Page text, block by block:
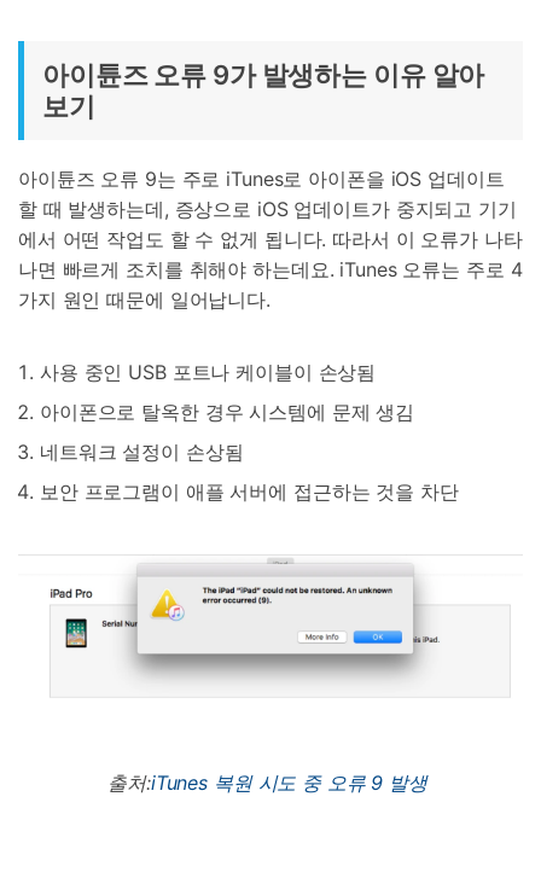
아이튠즈 오류 9가 발생하는 이유 알아
보기
아이튠즈 오류 9는 주로 iTunes로 아이폰을 iOS 업데이트
할 때 발생하는데, 증상으로 iOS 업데이트가 중지되고 기기
에서 어떤 작업도 할 수 없게 됩니다. 따라서 이 오류가 나타
나면 빠르게 조치를 취해야 하는데요. iTunes 오류는 주로 4
가지 원인 때문에 일어납니다.
사용 중인 USB 포트나 케이블이 손상됨
아이폰으로 탈옥한 경우 시스템에 문제 생김
네트워크 설정이 손상됨
보안 프로그램이 애플 서버에 접근하는 것을 차단
출처:iTunes 복원 시도 중 오류 9 발생